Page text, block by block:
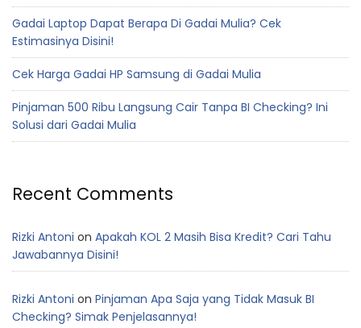
Gadai Laptop Dapat Berapa Di Gadai Mulia? Cek
Estimasinya Disini!
Cek Harga Gadai HP Samsung di Gadai Mulia
Pinjaman 500 Ribu Langsung Cair Tanpa BI Checking? Ini
Solusi dari Gadai Mulia
Recent Comments
Rizki Antoni on Apakah KOL 2 Masih Bisa Kredit? Cari Tahu
Jawabannya Disini!
Rizki Antoni on Pinjaman Apa Saja yang Tidak Masuk BI
Checking? Simak Penjelasannya!